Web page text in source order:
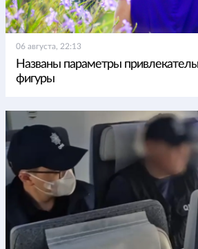
06 августа, 22:13
Названы параметры
фигуры